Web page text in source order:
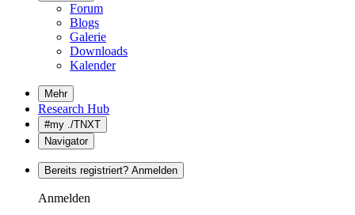
Forum
Blogs
Galerie
Downloads
Kalender
Mehr
Research Hub
#my ./TNXT
Navigator
Bereits registriert? Anmelden
Anmelden